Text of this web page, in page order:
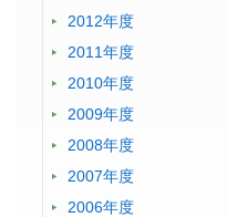
2012年度
2011年度
2010年度
2009年度
2008年度
2007年度
2006年度